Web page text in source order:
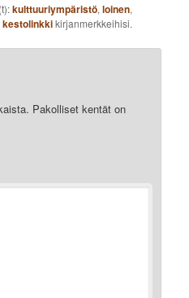
kulttuuriympäristö,loinen,
kestolinkkikirjanmerkkeihisi.
Pakolliset kentät on